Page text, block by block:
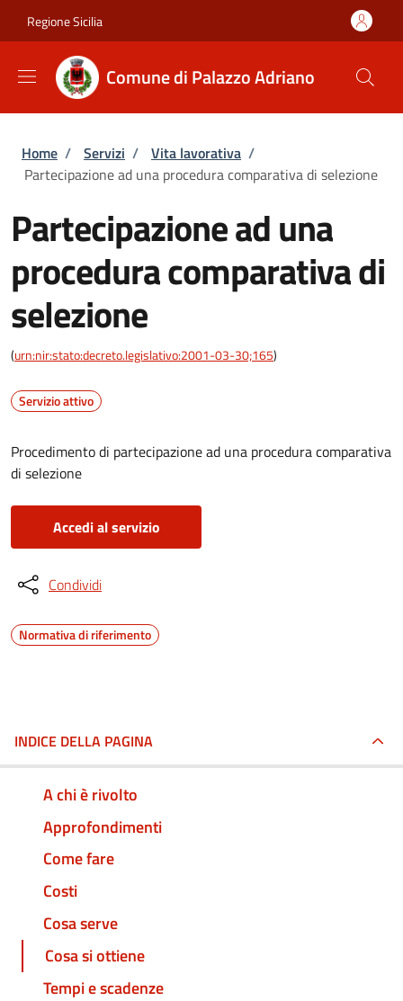
Regione Sicilia
Comune di Palazzo Adriano
Briciole di pane
Home / Servizi / Vita lavorativa /
Partecipazione ad una procedura comparativa di selezione
Partecipazione ad una
procedura comparativa di
selezione
(urn:nir:stato:decreto.legislativo:2001-03-30;165)
Servizio attivo
Procedimento di partecipazione ad una procedura comparativa
di selezione
Accedi al servizio
Condividi
Normativa di riferimento
INDICE DELLA PAGINA
A chi è rivolto
Approfondimenti
Come fare
Costi
Cosa serve
Cosa si ottiene
Tempi e scadenze